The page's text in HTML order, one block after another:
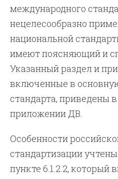
международного
нецелесообразно
национальной
имеют поясняющий и
Указанный раздел и
включенные в
стандарта, приведены
приложении ДВ.
Особенности
стандартизации
пункте 6.1.2.2, который